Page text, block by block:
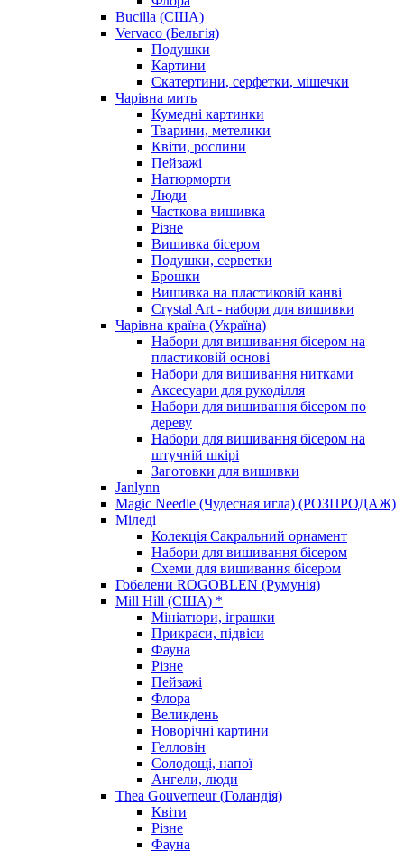
Bucilla (США)
Vervaco (Бельгія)
Подушки
Картини
Скатертини, серфетки, мішечки
Чарiвна мить
Кумедні картинки
Тварини, метелики
Квіти, рослини
Пейзажі
Натюрморти
Люди
Часткова вишивка
Різне
Вишивка бісером
Подушки, серветки
Брошки
Вишивка на пластиковій канві
Crystal Art - набори для вишивки
Чарівна країна (Україна)
Набори для вишивання бісером на
пластиковій основі
Набори для вишивання нитками
Аксесуари для рукоділля
Набори для вишивання бісером по
дереву
Набори для вишивання бісером на
штучній шкірі
Заготовки для вишивки
Janlynn
Magic Needle (Чудесная игла) (РОЗПРОДАЖ)
Міледі
Колекція Сакральний орнамент
Набори для вишивання бісером
Схеми для вишивання бісером
Гобелени ROGOBLEN (Румунія)
Mill Hill (США) *
Мініатюри, іграшки
Прикраси, підвіси
Фауна
Різне
Пейзажі
Флора
Великдень
Новорічні картини
Гелловін
Солодощі, напої
Ангели, люди
Thea Gouverneur (Голандія)
Квіти
Різне
Фауна